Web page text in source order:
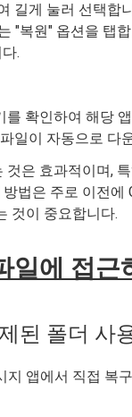
길게 눌러 선택합
"복원" 옵션을 탭
.
확인하여 해당
일이 자동으로 다
은 효과적이며,
법은 주로 이전에
것이 중요합니다.
일에 접근
된 폴더 사
앱에서 직접 복